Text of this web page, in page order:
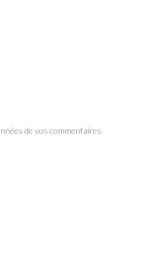
de vos commentaires